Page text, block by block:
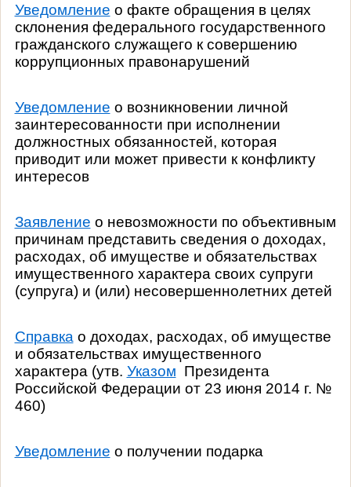
Уведомление о факте обращения в целях
склонения федерального государственного
гражданского служащего к совершению
коррупционных правонарушений
Уведомление о возникновении личной
заинтересованности при исполнении
должностных обязанностей, которая
приводит или может привести к конфликту
интересов
Заявление о невозможности по объективным
причинам представить сведения о доходах,
расходах, об имуществе и обязательствах
имущественного характера своих супруги
(супруга) и (или) несовершеннолетних детей
Справка о доходах, расходах, об имуществе
и обязательствах имущественного
характера (утв. Указом Президента
Российской Федерации от 23 июня 2014 г. №
460)
Уведомление о получении подарка